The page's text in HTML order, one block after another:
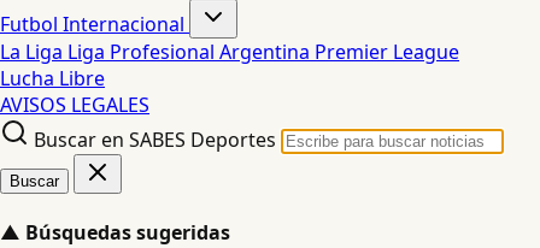
Futbol Internacional
La Liga Liga Profesional Argentina Premier League
Lucha Libre
AVISOS LEGALES
Buscar en SABES Deportes
Buscar
▲ Búsquedas sugeridas